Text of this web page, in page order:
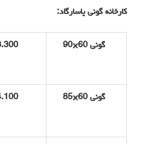
کارخانه گونی پاسارگاد:
گونی 60×90 3.300 الی 3.800 تومان
گونی 60×85 4.100 الی 4.500 تومان